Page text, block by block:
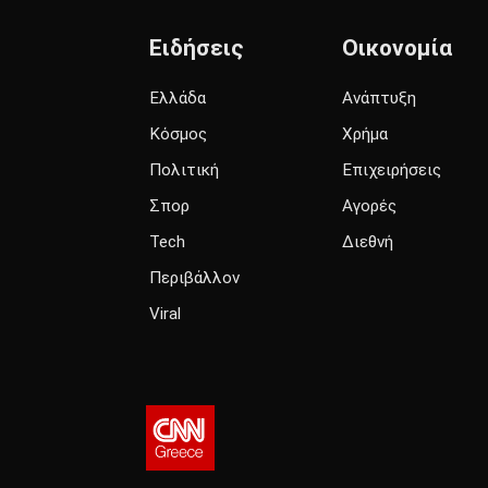
Ειδήσεις
Ελλάδα
Κόσμος
Πολιτική
Σπορ
Tech
Περιβάλλον
Viral
Οικονομία
Ανάπτυξη
Χρήμα
Επιχειρήσεις
Αγορές
Διεθνή